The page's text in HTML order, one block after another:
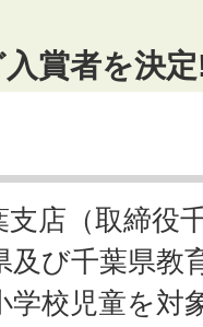
賞者を決
店（取締役
及び千葉県教
学校児童を対